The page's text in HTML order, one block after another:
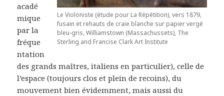
Le Violoniste (étude pour La Répétition), vers 1879,
fusain et rehauts de craie blanche sur papier vergé
bleu-gris, Williamstown (Massachussets), The
Sterling and Francise Clark Art Institute
acadé
mique
par la
fréque
ntation
des grands maîtres, italiens en particulier), celle de
l’espace (toujours clos et plein de recoins), du
mouvement bien évidemment, mais aussi du